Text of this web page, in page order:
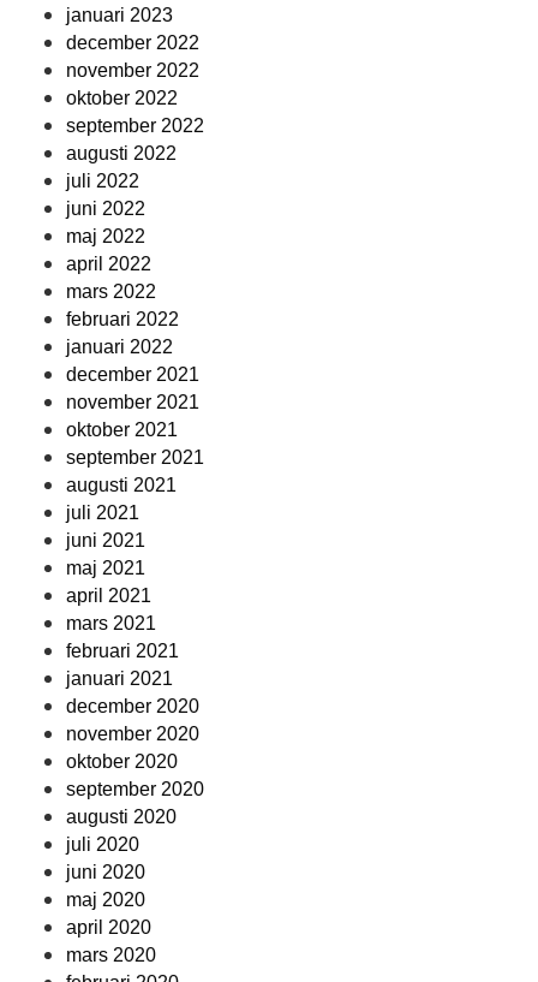
januari 2023
december 2022
november 2022
oktober 2022
september 2022
augusti 2022
juli 2022
juni 2022
maj 2022
april 2022
mars 2022
februari 2022
januari 2022
december 2021
november 2021
oktober 2021
september 2021
augusti 2021
juli 2021
juni 2021
maj 2021
april 2021
mars 2021
februari 2021
januari 2021
december 2020
november 2020
oktober 2020
september 2020
augusti 2020
juli 2020
juni 2020
maj 2020
april 2020
mars 2020